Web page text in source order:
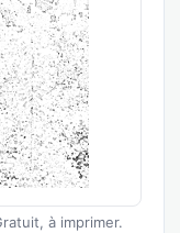
à imprimer.